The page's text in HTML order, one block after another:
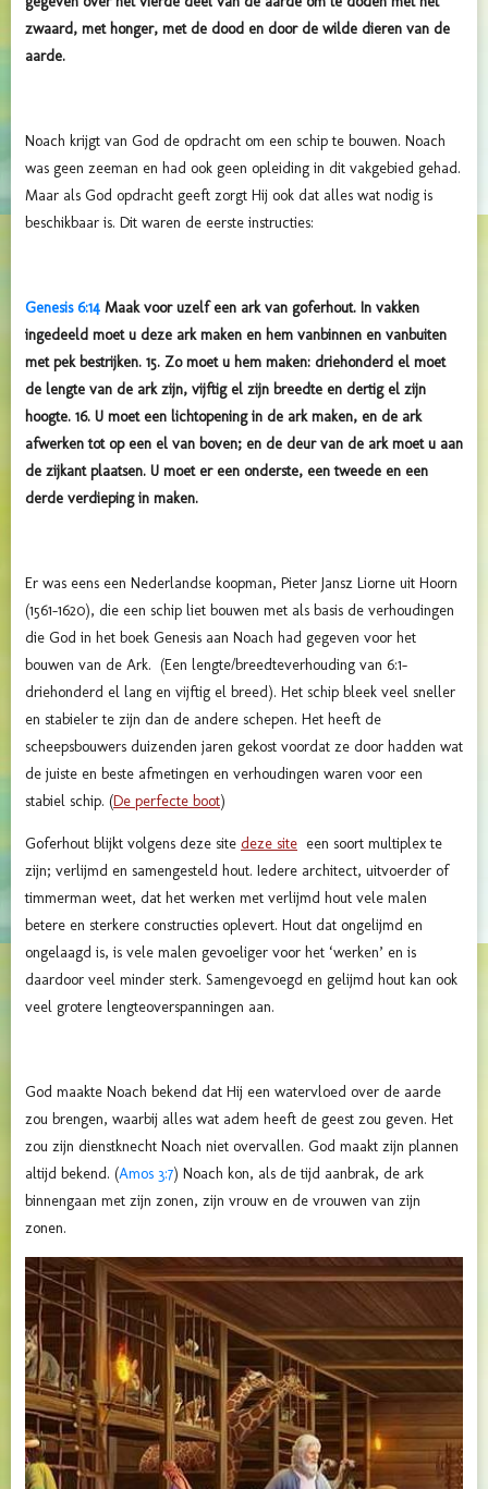
zwaard, met honger, met de dood en door de wilde dieren van de
aarde.
Noach krijgt van God de opdracht om een schip te bouwen. Noach
was geen zeeman en had ook geen opleiding in dit vakgebied gehad.
Maar als God opdracht geeft zorgt Hij ook dat alles wat nodig is
beschikbaar is. Dit waren de eerste instructies:
Genesis 6:14 Maak voor uzelf een ark van goferhout. In vakken
ingedeeld moet u deze ark maken en hem vanbinnen en vanbuiten
met pek bestrijken. 15. Zo moet u hem maken: driehonderd el moet
de lengte van de ark zijn, vijftig el zijn breedte en dertig el zijn
hoogte. 16. U moet een lichtopening in de ark maken, en de ark
afwerken tot op een el van boven; en de deur van de ark moet u aan
de zijkant plaatsen. U moet er een onderste, een tweede en een
derde verdieping in maken.
Er was eens een Nederlandse koopman, Pieter Jansz Liorne uit Hoorn
(1561-1620), die een schip liet bouwen met als basis de verhoudingen
die God in het boek Genesis aan Noach had gegeven voor het
bouwen van de Ark. (Een lengte/breedteverhouding van 6:1-
driehonderd el lang en vijftig el breed). Het schip bleek veel sneller
en stabieler te zijn dan de andere schepen. Het heeft de
scheepsbouwers duizenden jaren gekost voordat ze door hadden wat
de juiste en beste afmetingen en verhoudingen waren voor een
stabiel schip. (De perfecte boot)
Goferhout blijkt volgens deze site deze site een soort multiplex te
zijn; verlijmd en samengesteld hout. Iedere architect, uitvoerder of
timmerman weet, dat het werken met verlijmd hout vele malen
betere en sterkere constructies oplevert. Hout dat ongelijmd en
ongelaagd is, is vele malen gevoeliger voor het ‘werken’ en is
daardoor veel minder sterk. Samengevoegd en gelijmd hout kan ook
veel grotere lengteoverspanningen aan.
God maakte Noach bekend dat Hij een watervloed over de aarde
zou brengen, waarbij alles wat adem heeft de geest zou geven. Het
zou zijn dienstknecht Noach niet overvallen. God maakt zijn plannen
altijd bekend. (Amos 3:7) Noach kon, als de tijd aanbrak, de ark
binnengaan met zijn zonen, zijn vrouw en de vrouwen van zijn
zonen.